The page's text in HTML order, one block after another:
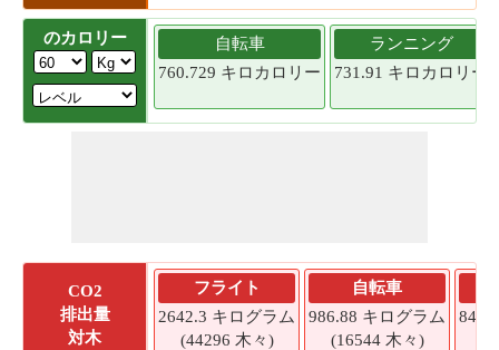
のカロリー
自転車
760.729 キロカロリー
ランニング
731.91 キロカロリー
CO2
排出量
対木
フライト
2642.3 キログラム
(44296 木々)
自転車
986.88 キログラム
(16544 木々)